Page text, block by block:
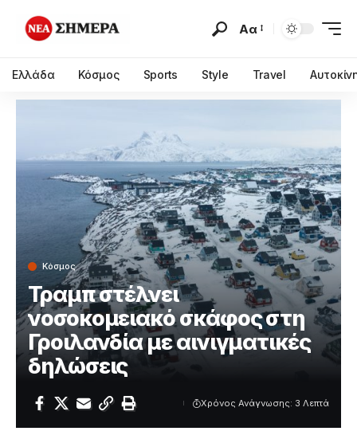
Αα
Ελλάδα Κόσμος Sports Style Travel
Κόσμος
Τραμπ στέλνει
νοσοκομειακό σκάφος στη
Γροιλανδία με αινιγματικές
δηλώσεις
Χρόνος Ανάγνωσης: 3 Λεπτά